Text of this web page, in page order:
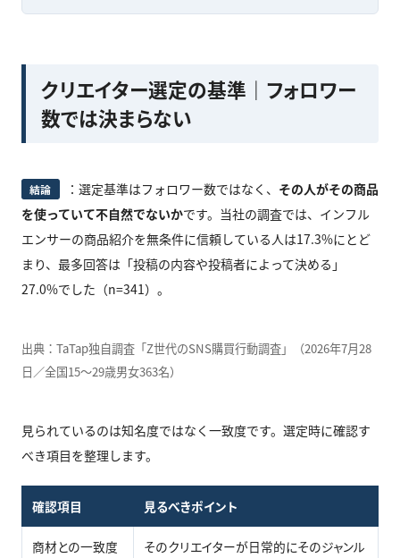
クリエイター選定の基準｜フォロワー
数では決まらない
結論 ：選定基準はフォロワー数ではなく、 その人がその商品
を使っていて不自然でないかです。当社の調査では、インフル
エンサーの商品紹介を無条件に信頼している人は17.3%にとど
まり、最多回答は「投稿の内容や投稿者によって決める」
27.0%でした（n=341）。
出典：TaTap独自調査「Z世代のSNS購買行動調査」（2026年7月28
日／全国15〜29歳男女363名）
見られているのは知名度ではなく一致度です。選定時に確認す
べき項目を整理します。
確認項目 見るべきポイント
商材との一致度
そのクリエイターが日常的にそのジャンル